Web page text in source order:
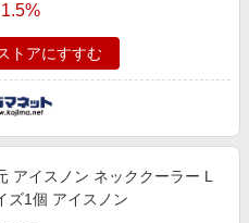
1.5%
トアにすすむ
アイスノン ネッククーラー L
ズ1個 アイスノン